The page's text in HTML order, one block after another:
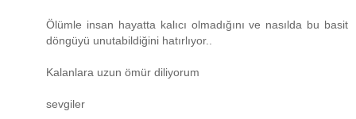
Ölümle insan hayatta kalıcı olmadığını ve nasılda bu basit
döngüyü unutabildiğini hatırlıyor..
Kalanlara uzun ömür diliyorum
sevgiler